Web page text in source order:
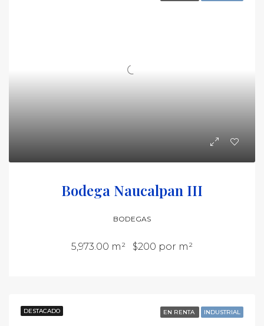
Bodega Naucalpan III
BODEGAS
5,973.00 m² $200 por m²
DESTACADO EN RENTA INDUSTRIAL